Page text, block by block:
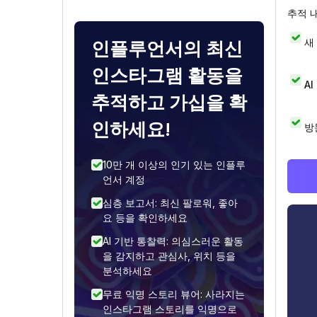
인플루언서의 최신
인스타그램 활동을
추적하고 가십을 확
인하세요!
10만 개 이상의 인기 있는 인플루
언서 계정
심층 보고서: 최신 팔로워, 좋아
요 등을 확인하세요
AI 기반 통찰력: 의심스러운 활동
을 감지하고 관심사, 위치 등을
분석하세요
무료 익명 스토리 뷰어: 사라지는
인스타그램 스토리를 익명으로
추적
새
AI
방